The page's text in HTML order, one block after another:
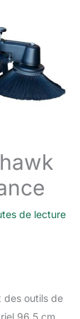
de lecture
des outils de
96,5 cm